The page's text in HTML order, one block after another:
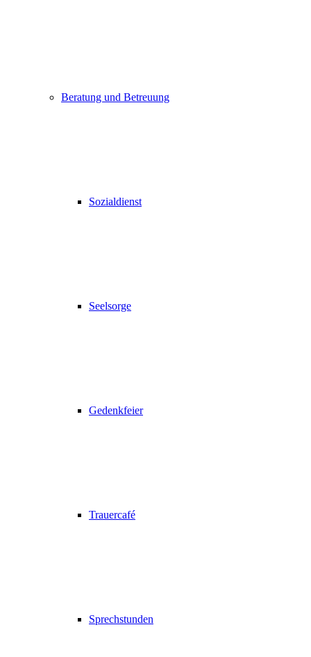
Beratung und Betreuung
Sozialdienst
Seelsorge
Gedenkfeier
Trauercafé
Sprechstunden